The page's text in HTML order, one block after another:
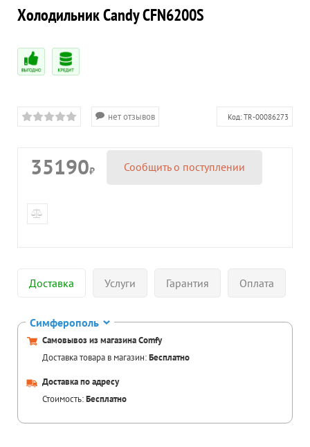
Холодильник Candy CFN6200S
нет отзывов Код: TR-00086273
35190₽ Сообщить о поступлении
Доставка Услуги Гарантия Оплата
Симферополь
Самовывоз из магазина Comfy
Доставка товара в магазин:Бесплатно
Доставка по адресу
Стоимость:Бесплатно